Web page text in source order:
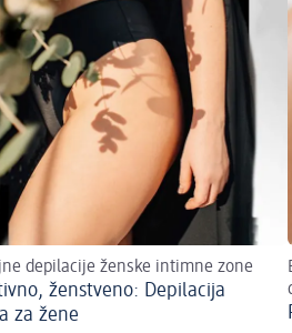
depilacije ženske intimne zone
ženstveno: Depilacija
za žene